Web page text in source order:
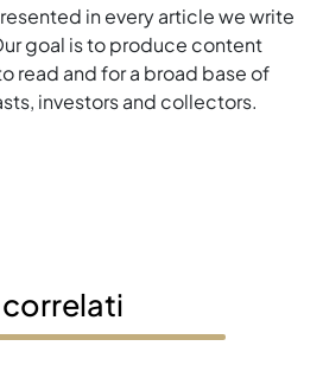
in every article we write
goal is to produce content
read and for a broad base of
investors and collectors.